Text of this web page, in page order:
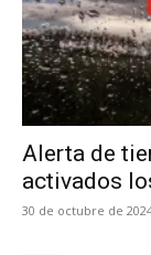
Alerta de
activados
30 de octubre de